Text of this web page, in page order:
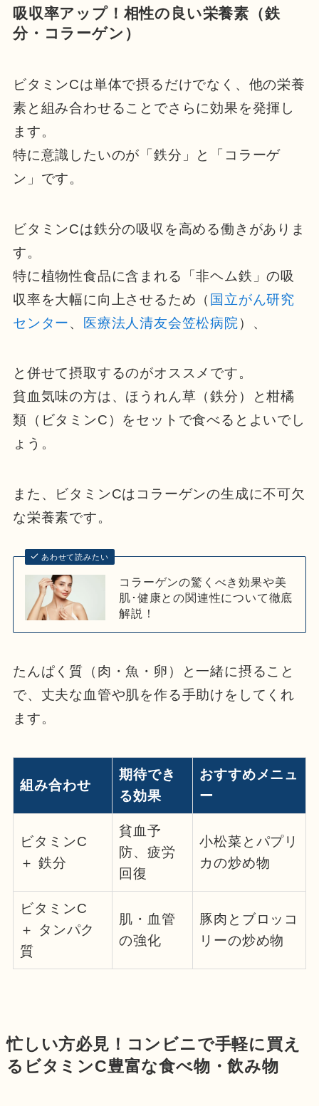
吸収率アップ！相性の良い栄養素（鉄
分・コラーゲン）
ビタミンCは単体で摂るだけでなく、他の栄養
素と組み合わせることでさらに効果を発揮し
ます。
特に意識したいのが「鉄分」と「コラーゲ
ン」です。
ビタミンCは鉄分の吸収を高める働きがありま
す。
特に植物性食品に含まれる「非ヘム鉄」の吸
収率を大幅に向上させるため（ 国立がん研究
センター、 医療法人清友会笠松病院）、
と併せて摂取するのがオススメです。
貧血気味の方は、ほうれん草（鉄分）と柑橘
類（ビタミンC）をセットで食べるとよいでし
ょう。
また、ビタミンCはコラーゲンの生成に不可欠
な栄養素です。
あわせて読みたい
コラーゲンの驚くべき効果や美
肌･健康との関連性について徹底
解説！
たんぱく質（肉・魚・卵）と一緒に摂ること
で、丈夫な血管や肌を作る手助けをしてくれ
ます。
組み合わせ
期待でき
る効果
おすすめメニュ
ー
ビタミンC
＋ 鉄分
貧血予
防、疲労
回復
小松菜とパプリ
カの炒め物
ビタミンC
＋ タンパク
質
肌・血管
の強化
豚肉とブロッコ
リーの炒め物
忙しい方必見！コンビニで手軽に買え
るビタミンC豊富な食べ物・飲み物